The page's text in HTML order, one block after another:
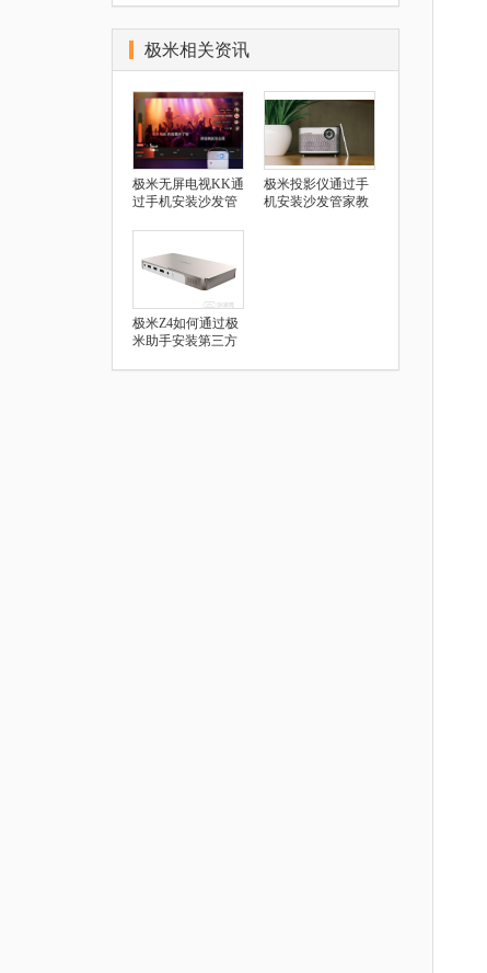
极米相关资讯
极米无屏电视KK通
过手机安装沙发管
极米投影仪通过手
机安装沙发管家教
极米Z4如何通过极
米助手安装第三方